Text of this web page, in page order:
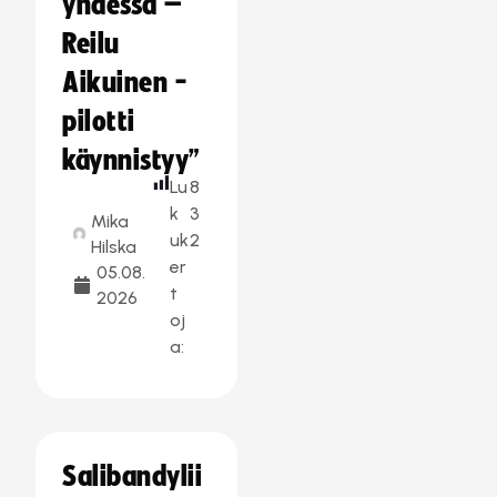
Reilu
Aikuinen -
pilotti
käynnistyy”
Mika
Hilska
05.08.
2026
Lu
k
uk
er
t
oj
a:
8
3
2
Salibandylii